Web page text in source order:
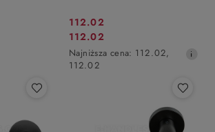
Cena
promocyjna:
112.02
Cena
promocyjna:
112.02
Najniższa
cena
Najniższa cena: 112.02,
112.02